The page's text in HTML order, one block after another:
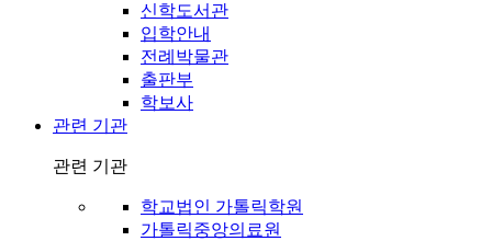
신학도서관
입학안내
전례박물관
출판부
학보사
관련 기관
관련 기관
학교법인 가톨릭학원
가톨릭중앙의료원